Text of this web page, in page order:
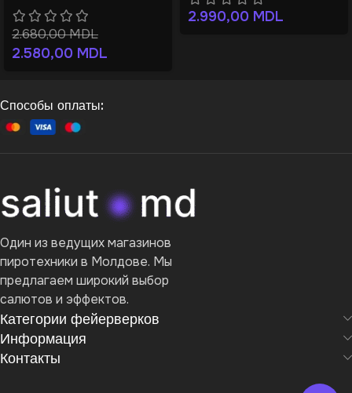
2.680,00MDL
2.580,00 MDL
2.990,00 MDL
Способы оплаты:
Один из ведущих магазинов
пиротехники в Молдове. Мы
предлагаем широкий выбор
салютов и эффектов.
Категории фейерверков
Информация
Контакты